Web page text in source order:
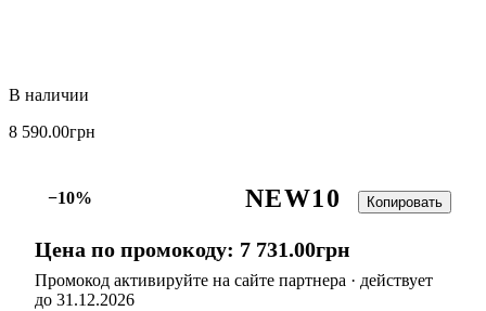
8 590.00грн
−10% NEW10 Копировать
Цена по промокоду: 7 731.00грн
Промокод активируйте на сайте партнера · действует
до 31.12.2026